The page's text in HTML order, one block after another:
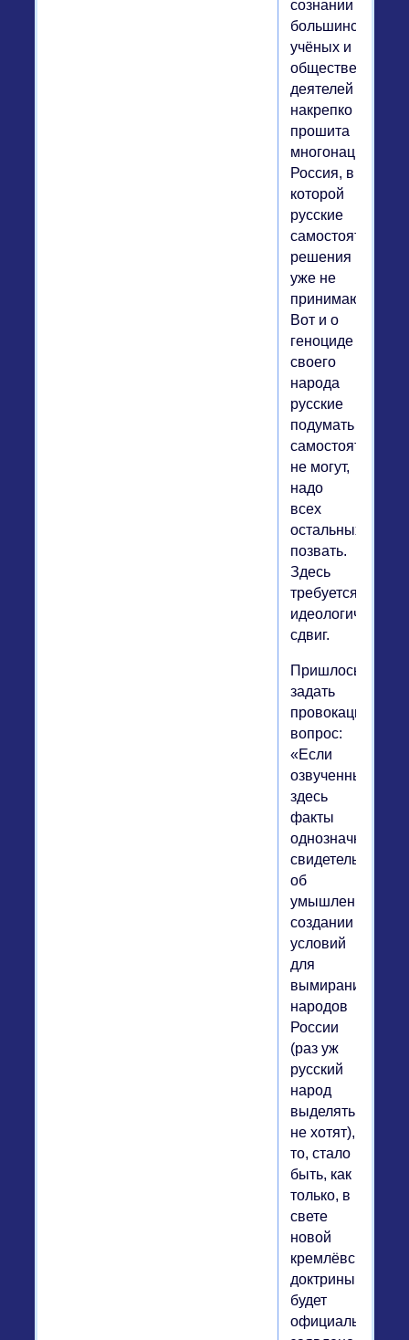
сознании
большинства
учёных и
общественных
деятелей
накрепко
прошита
Россия, в
которой
русские
самостоятельно
решения
уже не
принимают.
Вот и о
геноциде
своего
народа
русские
подумать
самостоятельно
не могут,
надо
всех
остальных
позвать.
Здесь
требуется
идеологический
сдвиг.
Пришлось
задать
провокационный
вопрос:
«Если
озвученные
здесь
факты
однозначно
свидетельствуют
об
умышленном
создании
условий
для
вымирания
народов
России
(раз уж
русский
народ
выделять
не хотят),
то, стало
быть, как
только, в
свете
новой
кремлёвской
доктрины
будет
официально